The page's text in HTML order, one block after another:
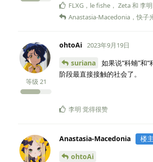
FLXG ， le fishe ， Zeta和 李明
Anastasia-Macedonia ， 快子
ohtoAi
等级 21
2023年9月19日
suriana
如果说“科蝻”和
阶段最直接接触的社会了。
李明 觉得很赞
Anastasia-Macedonia 楼主
ohtoAi